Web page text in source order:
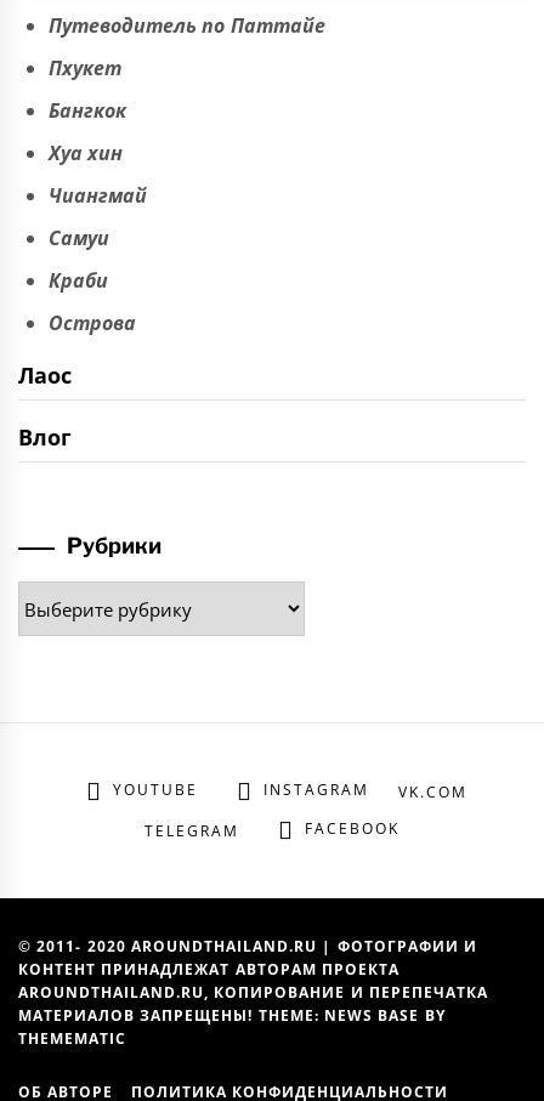
Путеводитель по Паттайе
Пхукет
Бангкок
Хуа хин
Чиангмай
Самуи
Краби
Острова
Лаос
Влог
Рубрики
Рубрики
YOUTUBE INSTAGRAM
VK.COM
TELEGRAM
FACEBOOK
© 2011- 2020 AROUNDTHAILAND.RU | ФОТОГРАФИИ И
КОНТЕНТ ПРИНАДЛЕЖАТ АВТОРАМ ПРОЕКТА
AROUNDTHAILAND.RU, КОПИРОВАНИЕ И ПЕРЕПЕЧАТКА
МАТЕРИАЛОВ ЗАПРЕЩЕНЫ! THEME: NEWS BASE BY
THEMEMATIC
ОБ АВТОРЕ ПОЛИТИКА КОНФИДЕНЦИАЛЬНОСТИ